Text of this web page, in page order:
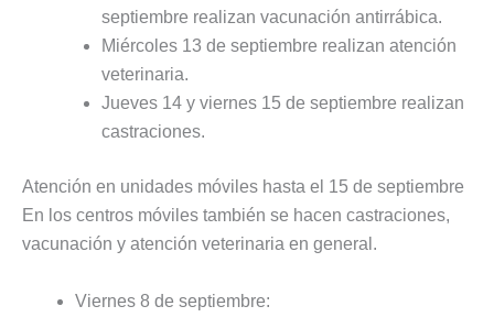
septiembre realizan vacunación antirrábica.
Miércoles 13 de septiembre realizan atención
veterinaria.
Jueves 14 y viernes 15 de septiembre realizan
castraciones.
Atención en unidades móviles hasta el 15 de septiembre
En los centros móviles también se hacen castraciones,
vacunación y atención veterinaria en general.
Viernes 8 de septiembre: